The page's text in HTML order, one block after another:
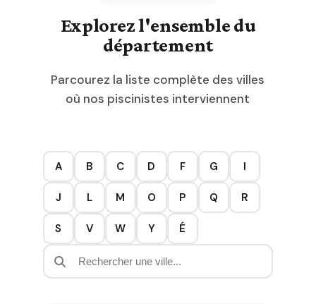
Explorez l'ensemble du
département
Parcourez la liste complète des villes
où nos piscinistes interviennent
A B C D F G I
J L M O P Q R
S V W Y É